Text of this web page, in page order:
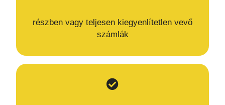
részben vagy teljesen kiegyenlítetlen vevő
számlák